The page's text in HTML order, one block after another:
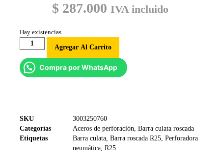
$ 287.000 IVA incluido
Hay existencias
Agregar Al Carrito
Compra por WhatsApp
SKU
3003250760
Categorías
Aceros de perforación, Barra culata roscada
Etiquetas
Barra culata, Barra roscada R25, Perforadora
neumática, R25